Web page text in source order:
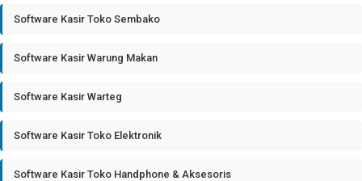
Software Kasir Toko Sembako
Software Kasir Warung Makan
Software Kasir Warteg
Software Kasir Toko Elektronik
Software Kasir Toko Handphone & Aksesoris